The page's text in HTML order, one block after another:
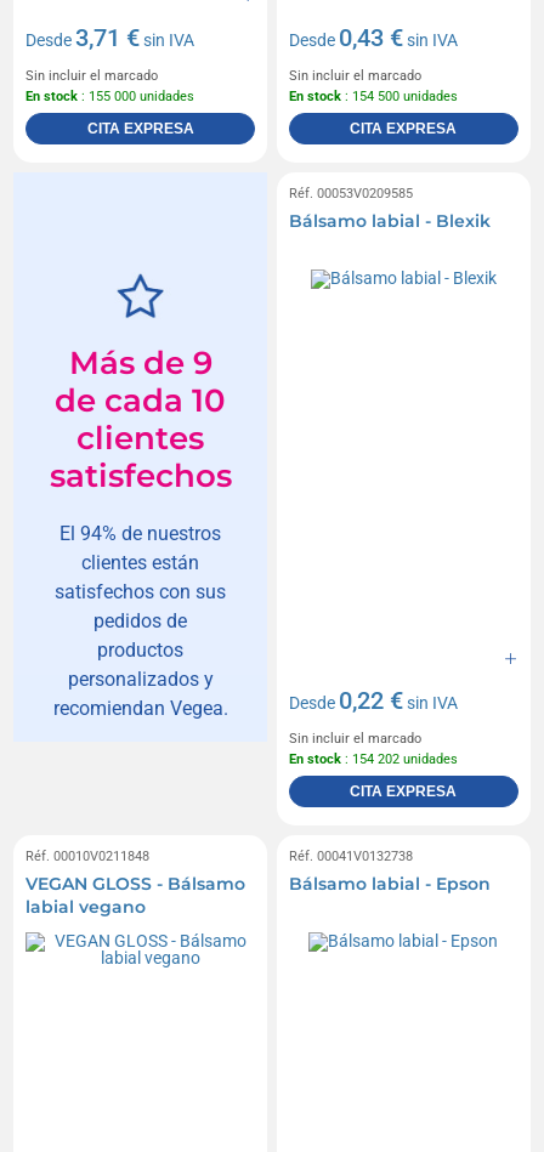
Desde3,71 €sin IVA
Sin incluir el marcado
En stock : 155 000 unidades
CITA EXPRESA
Desde 0,43 €sin IVA
Sin incluir el marcado
En stock : 154 500 unidades
CITA EXPRESA
Más de 9
de cada 10
clientes
satisfechos
El 94% de nuestros
clientes están
satisfechos con sus
pedidos de
productos
personalizados y
recomiendan Vegea.
Réf. 00053V0209585
Bálsamo labial - Blexik
Desde 0,22 €sin IVA
Sin incluir el marcado
En stock : 154 202 unidades
CITA EXPRESA
Réf. 00010V0211848
VEGAN GLOSS - Bálsamo
labial vegano
Réf. 00041V0132738
Bálsamo labial - Epson